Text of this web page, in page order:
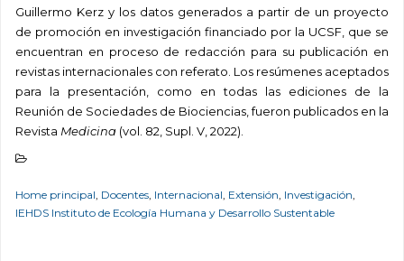
Guillermo Kerz y los datos generados a partir de un proyecto
de promoción en investigación financiado por la UCSF, que se
encuentran en proceso de redacción para su publicación en
revistas internacionales con referato. Los resúmenes aceptados
para la presentación, como en todas las ediciones de la
Reunión de Sociedades de Biociencias, fueron publicados en la
Revista Medicina (vol. 82, Supl. V, 2022).
Home principal Docentes Internacional Extensión Investigación
IEHDS Instituto de Ecología Humana y Desarrollo Sustentable